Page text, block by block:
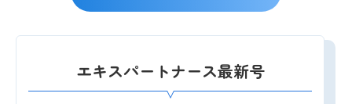
エキスパートナース最新号